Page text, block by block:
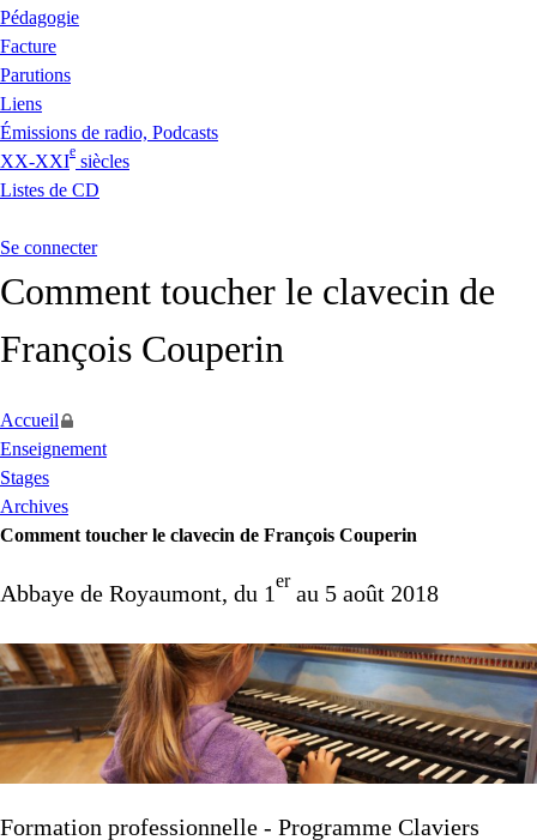
Pédagogie
Facture
Parutions
Liens
Émissions de radio, Podcasts
XX-XXI
e
siècles
Listes de CD
Se connecter
Comment toucher le clavecin de
François Couperin
Accueil
Enseignement
Stages
Archives
Comment toucher le clavecin de François Couperin
Abbaye de Royaumont, du 1er au 5 août 2018
Formation professionnelle - Programme Claviers